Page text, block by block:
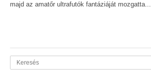
majd az amatőr ultrafutók fantáziáját mozgatta...